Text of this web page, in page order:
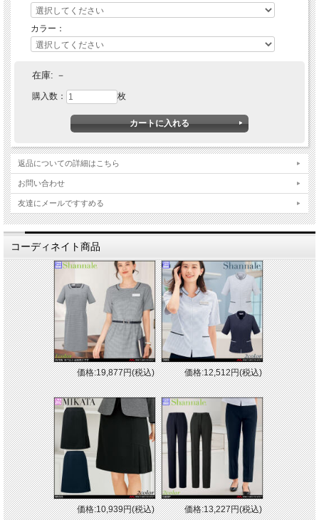
カラー：
在庫: －
購入数： 枚
返品についての詳細はこちら
お問い合わせ
友達にメールですすめる
コーディネイト商品
価格:19,877円(税込) 価格:12,512円(税込)
価格:10,939円(税込) 価格:13,227円(税込)